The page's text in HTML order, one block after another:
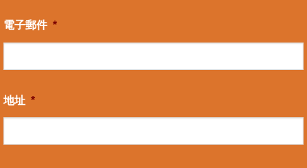
電子郵件 *
地址 *